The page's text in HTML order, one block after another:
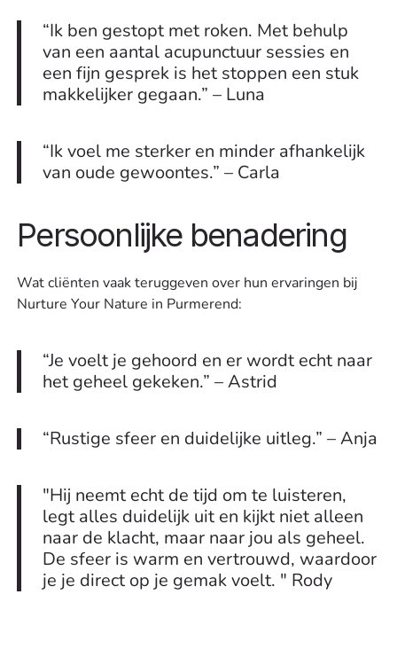
“Ik ben gestopt met roken. Met behulp
van een aantal acupunctuur sessies en
een fijn gesprek is het stoppen een stuk
makkelijker gegaan.” – Luna
“Ik voel me sterker en minder afhankelijk
van oude gewoontes.” – Carla
Persoonlijke benadering
Wat cliënten vaak teruggeven over hun ervaringen bij
Nurture Your Nature in Purmerend:
“Je voelt je gehoord en er wordt echt naar
het geheel gekeken.” – Astrid
“Rustige sfeer en duidelijke uitleg.” – Anja
"Hij neemt echt de tijd om te luisteren,
legt alles duidelijk uit en kijkt niet alleen
naar de klacht, maar naar jou als geheel.
De sfeer is warm en vertrouwd, waardoor
je je direct op je gemak voelt. " Rody